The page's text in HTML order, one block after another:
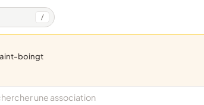
/
saint-boingt